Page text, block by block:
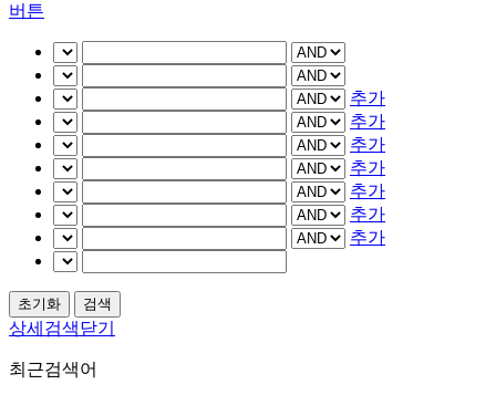
버튼
추가
추가
추가
추가
추가
추가
추가
상세검색닫기
최근검색어